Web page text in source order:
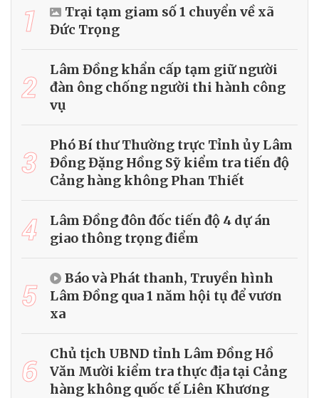
1
Trại tạm giam số 1 chuyển về xã
Đức Trọng
2
Lâm Đồng khẩn cấp tạm giữ người
đàn ông chống người thi hành công
vụ
3
Phó Bí thư Thường trực Tỉnh ủy Lâm
Đồng Đặng Hồng Sỹ kiểm tra tiến độ
Cảng hàng không Phan Thiết
4
Lâm Đồng đôn đốc tiến độ 4 dự án
giao thông trọng điểm
5
Báo và Phát thanh, Truyền hình
Lâm Đồng qua 1 năm hội tụ để vươn
xa
6
Chủ tịch UBND tỉnh Lâm Đồng Hồ
Văn Mười kiểm tra thực địa tại Cảng
hàng không quốc tế Liên Khương